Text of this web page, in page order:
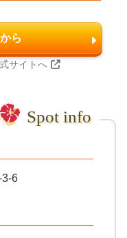
ら
サイトへ
6